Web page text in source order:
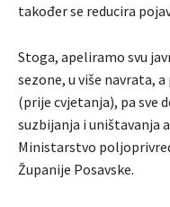
također se reducira
Stoga, apeliramo svu
sezone, u više navrata,
(prije cvjetanja), pa sve
suzbijanja i uništavanja
Ministarstvo
Županije Posavske.